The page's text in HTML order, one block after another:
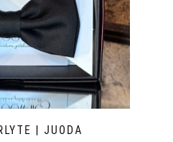
| JUODA